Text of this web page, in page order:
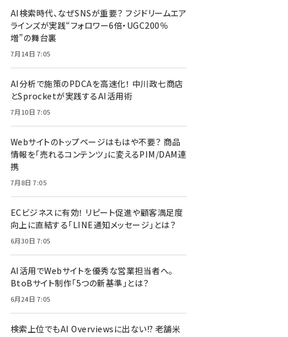
AI検索時代、なぜSNSが重要？ フジドリームエア
ラインズが実践“フォロワー6倍・UGC200％
増”の舞台裏
7月14日 7:05
AI分析で施策のPDCAを高速化！ 中川政七商店
とSprocketが実践するAI活用術
7月10日 7:05
Webサイトのトップページはもはや不要？ 商品
情報を「売れるコンテンツ」に変えるPIM/DAM連
携
7月8日 7:05
ECビジネスに有効！ リピート促進や顧客満足度
向上に直結する「LINE通知メッセージ」とは？
6月30日 7:05
AI活用でWebサイトを優秀な営業担当者へ。
BtoBサイト制作「5つの新基準」とは？
6月24日 7:05
検索上位でもAI Overviewsに出ない!? 老舗米